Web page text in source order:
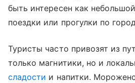
быть интересен как
поездки или прогулки по
Туристы часто привозят из
только магнитики, но и
сладости и напитки.